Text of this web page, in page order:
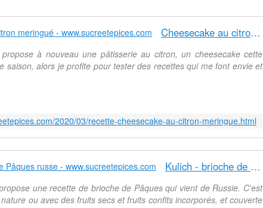
Cheesecake au citron meringué - www.sucreetepices.com
à nouveau une pâtisserie au citron, un cheesecake cette
saison, alors je profite pour tester des recettes qui me font envie et
2020/03/recette-cheesecake-au-citron-meringue.html
Kulich - brioche de Pâques russe - www.sucreetepices.com
une recette de brioche de Pâques qui vient de Russie. C'est
ou avec des fruits secs et fruits confits incorporés, et couverte